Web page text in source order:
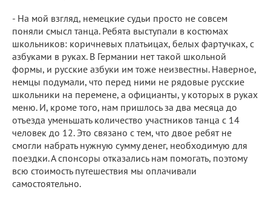
- На мой взгляд, немецкие судьи просто не совсем
поняли смысл танца. Ребята выступали в костюмах
школьников: коричневых платьицах, белых фартучках, с
азбуками в руках. В Германии нет такой школьной
формы, и русские азбуки им тоже неизвестны. Наверное,
немцы подумали, что перед ними не рядовые русские
школьники на перемене, а официанты, у которых в руках
меню. И, кроме того, нам пришлось за два месяца до
отъезда уменьшать количество участников танца с 14
человек до 12. Это связано с тем, что двое ребят не
смогли набрать нужную сумму денег, необходимую для
поездки. А спонсоры отказались нам помогать, поэтому
всю стоимость путешествия мы оплачивали
самостоятельно.